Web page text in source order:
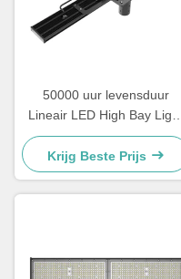
50000 uur levensduur
Lineair LED High Bay Light
in 100W 120W 150W 200W
240W en 300W Power
Options voor industriële
verlichting
Krijg Beste Prijs